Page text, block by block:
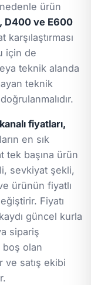
ürün
D400 ve E600
karşılaştırması
için de
teknik alanda
teknik
fiyatları,
en sık
tek başına ürün
sevkiyat şekli,
ürünün fiyatlı
Fiyatı
güncel kurla
sipariş
boş olan
ve satış ekibi